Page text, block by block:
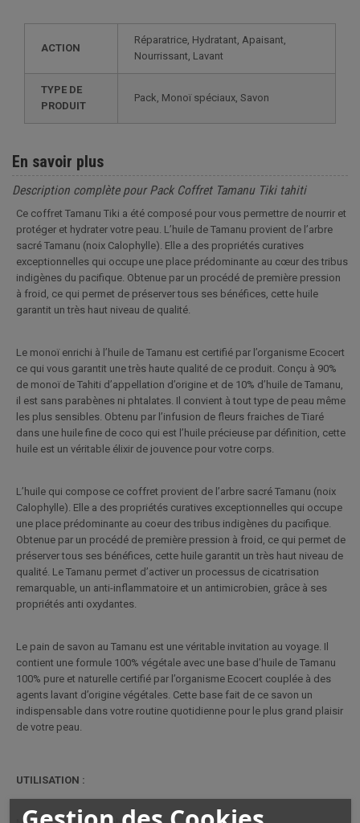
ACTION
Réparatrice, Hydratant, Apaisant,
Nourrissant, Lavant
TYPE DE
PRODUIT
Pack, Monoï spéciaux, Savon
En savoir plus
Description complète pour Pack Coffret Tamanu Tiki tahiti
Ce coffret Tamanu Tiki a été composé pour vous permettre de nourrir et
protéger et hydrater votre peau. L’huile de Tamanu provient de l’arbre
sacré Tamanu (noix Calophylle). Elle a des propriétés curatives
exceptionnelles qui occupe une place prédominante au cœur des tribus
indigènes du pacifique. Obtenue par un procédé de première pression
à froid, ce qui permet de préserver tous ses bénéfices, cette huile
garantit un très haut niveau de qualité.
Le monoï enrichi à l’huile de Tamanu est certifié par l’organisme Ecocert
ce qui vous garantit une très haute qualité de ce produit. Conçu à 90%
de monoï de Tahiti d’appellation d’origine et de 10% d’huile de Tamanu,
il est sans parabènes ni phtalates. Il convient à tout type de peau même
les plus sensibles. Obtenu par l’infusion de fleurs fraiches de Tiaré
dans une huile fine de coco qui est l’huile précieuse par définition, cette
huile est un véritable élixir de jouvence pour votre corps.
L’huile qui compose ce coffret provient de l’arbre sacré Tamanu (noix
Calophylle). Elle a des propriétés curatives exceptionnelles qui occupe
une place prédominante au coeur des tribus indigènes du pacifique.
Obtenue par un procédé de première pression à froid, ce qui permet de
préserver tous ses bénéfices, cette huile garantit un très haut niveau de
qualité. Le Tamanu permet d’activer un processus de cicatrisation
remarquable, un anti-inflammatoire et un antimicrobien, grâce à ses
propriétés anti oxydantes.
Le pain de savon au Tamanu est une véritable invitation au voyage. Il
contient une formule 100% végétale avec une base d’huile de Tamanu
100% pure et naturelle certifié par l’organisme Ecocert couplée à des
agents lavant d’origine végétales. Cette base fait de ce savon un
indispensable dans votre routine quotidienne pour le plus grand plaisir
de votre peau.
UTILISATION :